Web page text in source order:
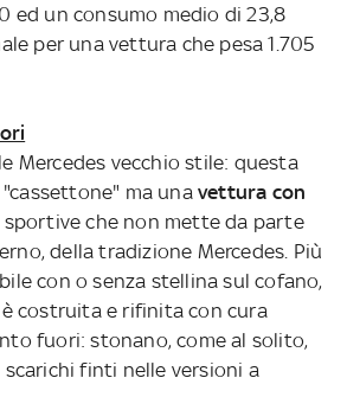
ed un consumo medio di 23,8
per una vettura che pesa 1.705
Mercedes vecchio stile: questa
ma unavettura con
che non mette da parte
della tradizione Mercedes. Più
con o senza stellina sul cofano,
è costruita e rifinita con cura
fuori: stonano, come al solito,
finti nelle versioni a